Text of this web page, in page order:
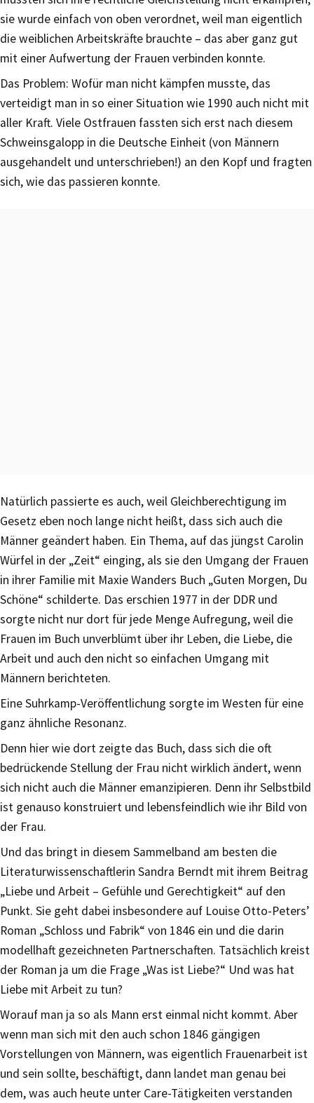
sie wurde einfach von oben verordnet, weil man eigentlich
die weiblichen Arbeitskräfte brauchte – das aber ganz gut
mit einer Aufwertung der Frauen verbinden konnte.
Das Problem: Wofür man nicht kämpfen musste, das
verteidigt man in so einer Situation wie 1990 auch nicht mit
aller Kraft. Viele Ostfrauen fassten sich erst nach diesem
Schweinsgalopp in die Deutsche Einheit (von Männern
ausgehandelt und unterschrieben!) an den Kopf und fragten
sich, wie das passieren konnte.
Natürlich passierte es auch, weil Gleichberechtigung im
Gesetz eben noch lange nicht heißt, dass sich auch die
Männer geändert haben. Ein Thema, auf das jüngst Carolin
Würfel in der „Zeit“ einging, als sie den Umgang der Frauen
in ihrer Familie mit Maxie Wanders Buch „Guten Morgen, Du
Schöne“ schilderte. Das erschien 1977 in der DDR und
sorgte nicht nur dort für jede Menge Aufregung, weil die
Frauen im Buch unverblümt über ihr Leben, die Liebe, die
Arbeit und auch den nicht so einfachen Umgang mit
Männern berichteten.
Eine Suhrkamp-Veröffentlichung sorgte im Westen für eine
ganz ähnliche Resonanz.
Denn hier wie dort zeigte das Buch, dass sich die oft
bedrückende Stellung der Frau nicht wirklich ändert, wenn
sich nicht auch die Männer emanzipieren. Denn ihr Selbstbild
ist genauso konstruiert und lebensfeindlich wie ihr Bild von
der Frau.
Und das bringt in diesem Sammelband am besten die
Literaturwissenschaftlerin Sandra Berndt mit ihrem Beitrag
„Liebe und Arbeit – Gefühle und Gerechtigkeit“ auf den
Punkt. Sie geht dabei insbesondere auf Louise Otto-Peters’
Roman „Schloss und Fabrik“ von 1846 ein und die darin
modellhaft gezeichneten Partnerschaften. Tatsächlich kreist
der Roman ja um die Frage „Was ist Liebe?“ Und was hat
Liebe mit Arbeit zu tun?
Worauf man ja so als Mann erst einmal nicht kommt. Aber
wenn man sich mit den auch schon 1846 gängigen
Vorstellungen von Männern, was eigentlich Frauenarbeit ist
und sein sollte, beschäftigt, dann landet man genau bei
dem, was auch heute unter Care-Tätigkeiten verstanden